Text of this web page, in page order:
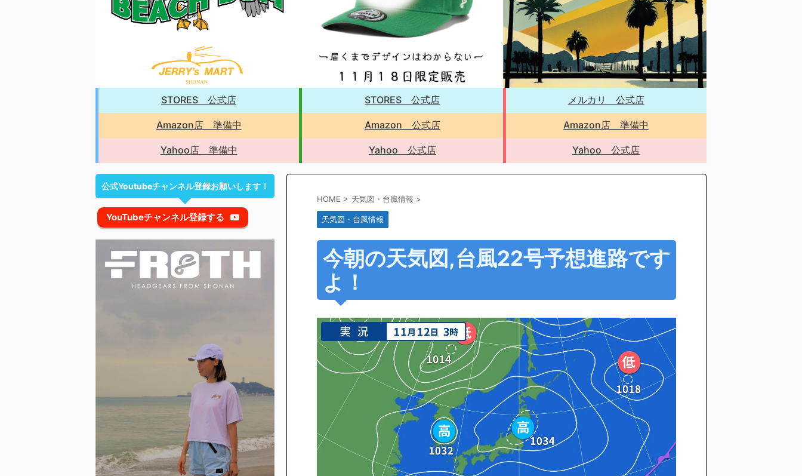
STORES 公式店
Amazon店 準備中
Yahoo店 準備中
STORES 公式店
Amazon 公式店
Yahoo 公式店
メルカリ 公式店
Amazon店 準備中
Yahoo 公式店
HOME > 天気図・台風情報 >
天気図・台風情報
今朝の天気図,台風22号予想進路です
よ！
公式Youtubeチャンネル登録お願いします！
YouTubeチャンネル登録する